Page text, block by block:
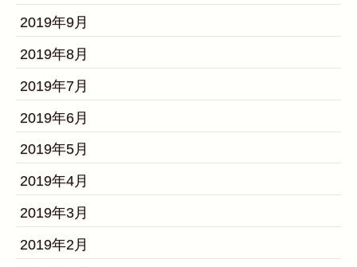
2019年9月
2019年8月
2019年7月
2019年6月
2019年5月
2019年4月
2019年3月
2019年2月